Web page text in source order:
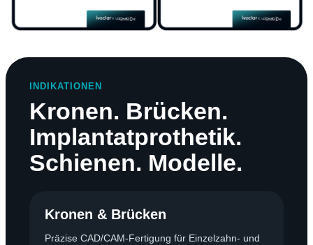
INDIKATIONEN
Kronen. Brücken.
Implantatprothetik.
Schienen. Modelle.
Kronen & Brücken
Präzise CAD/CAM-Fertigung für Einzelzahn- und